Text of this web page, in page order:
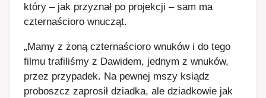
który – jak przyznał po projekcji – sam ma
czternaścioro wnucząt.
„Mamy z żoną czternaścioro wnuków i do tego
filmu trafiliśmy z Dawidem, jednym z wnuków,
przez przypadek. Na pewnej mszy ksiądz
proboszcz zaprosił dziadka, ale dziadkowie jak